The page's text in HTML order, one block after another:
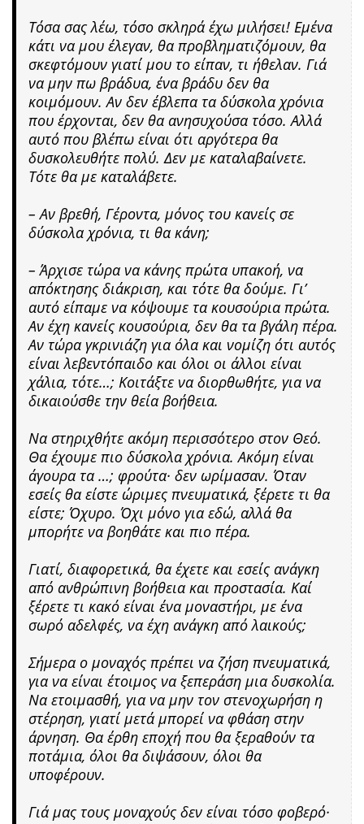
Τόσα σας λέω, τόσο σκληρά έχω μιλήσει! Εμένα
κάτι να μου έλεγαν, θα προβληματιζόμουν, θα
σκεφτόμουν γιατί μου το είπαν, τι ήθελαν. Γιά
να μην πω βράδυα, ένα βράδυ δεν θα
κοιμόμουν. Αν δεν έβλεπα τα δύσκολα χρόνια
που έρχονται, δεν θα ανησυχούσα τόσο. Αλλά
αυτό που βλέπω είναι ότι αργότερα θα
δυσκολευθήτε πολύ. Δεν με καταλαβαίνετε.
Τότε θα με καταλάβετε.
– Αν βρεθή, Γέροντα, μόνος του κανείς σε
δύσκολα χρόνια, τι θα κάνη;
– Άρχισε τώρα να κάνης πρώτα υπακοή, να
απόκτησης διάκριση, και τότε θα δούμε. Γι’
αυτό είπαμε να κόψουμε τα κουσούρια πρώτα.
Αν έχη κανείς κουσούρια, δεν θα τα βγάλη πέρα.
Αν τώρα γκρινιάζη για όλα και νομίζη ότι αυτός
είναι λεβεντόπαιδο και όλοι οι άλλοι είναι
χάλια, τότε…; Κοιτάξτε να διορθωθήτε, για να
δικαιούσθε την θεία βοήθεια.
Να στηριχθήτε ακόμη περισσότερο στον Θεό.
Θα έχουμε πιο δύσκολα χρόνια. Ακόμη είναι
άγουρα τα …; φρούτα· δεν ωρίμασαν. Όταν
εσείς θα είστε ώριμες πνευματικά, ξέρετε τι θα
είστε; Όχυρο. Όχι μόνο για εδώ, αλλά θα
μπορήτε να βοηθάτε και πιο πέρα.
Γιατί, διαφορετικά, θα έχετε και εσείς ανάγκη
από ανθρώπινη βοήθεια και προστασία. Καί
ξέρετε τι κακό είναι ένα μοναστήρι, με ένα
σωρό αδελφές, να έχη ανάγκη από λαικούς;
Σήμερα ο μοναχός πρέπει να ζήση πνευματικά,
για να είναι έτοιμος να ξεπεράση μια δυσκολία.
Να ετοιμασθή, για να μην τον στενοχωρήση η
στέρηση, γιατί μετά μπορεί να φθάση στην
άρνηση. Θα έρθη εποχή που θα ξεραθούν τα
ποτάμια, όλοι θα διψάσουν, όλοι θα
υποφέρουν.
Γιά μας τους μοναχούς δεν είναι τόσο φοβερό·